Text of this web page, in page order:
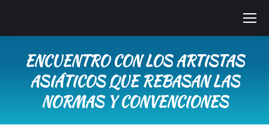
ENCUENTRO CON LOS ARTISTAS
ASIÁTICOS QUE REBASAN LAS
NORMAS Y CONVENCIONES